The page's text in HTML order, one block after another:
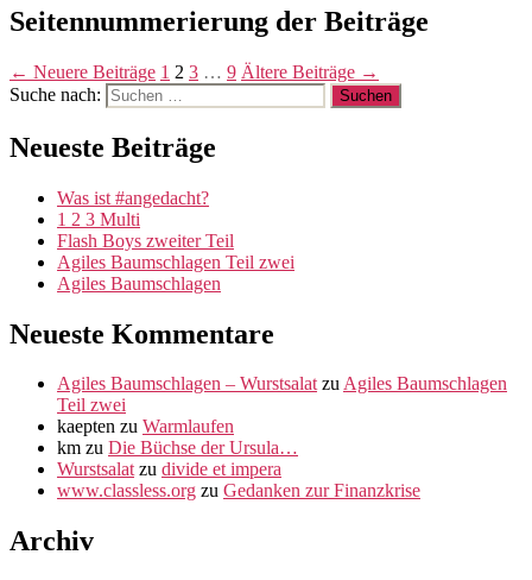
Seitennummerierung der Beiträge
← Neuere Beiträge 1 2 3 … 9 Ältere Beiträge →
Suche nach:
Neueste Beiträge
Was ist #angedacht?
1 2 3 Multi
Flash Boys zweiter Teil
Agiles Baumschlagen Teil zwei
Agiles Baumschlagen
Neueste Kommentare
Agiles Baumschlagen – WurstsalatzuAgiles Baumschlagen
Teil zwei
kaepten zu Warmlaufen
km zu Die Büchse der Ursula…
Wurstsalatzu divide et impera
www.classless.org zu Gedanken zur Finanzkrise
Archiv